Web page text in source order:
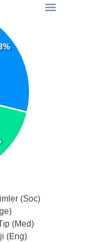
(Soc)
(Med)
(Eng)